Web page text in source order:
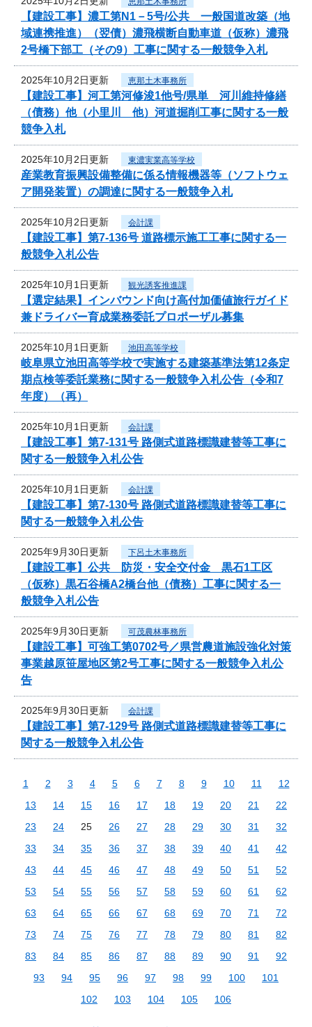
【建設工事】濃工第N1－5号/公共 一般国道改築（地
域連携推進）（翌債）濃飛横断自動車道（仮称）濃飛
2号橋下部工（その9）工事に関する一般競争入札
2025年10月2日更新 恵那土木事務所
【建設工事】河工第河修浚1他号/県単 河川維持修繕
（債務）他（小里川 他）河道掘削工事に関する一般
競争入札
2025年10月2日更新 東濃実業高等学校
産業教育振興設備整備に係る情報機器等（ソフトウェ
ア開発装置）の調達に関する一般競争入札
2025年10月2日更新 会計課
【建設工事】第7-136号 道路標示施工工事に関する一
般競争入札公告
2025年10月1日更新 観光誘客推進課
【選定結果】インバウンド向け高付加価値旅行ガイド
兼ドライバー育成業務委託プロポーザル募集
2025年10月1日更新 池田高等学校
岐阜県立池田高等学校で実施する建築基準法第12条定
期点検等委託業務に関する一般競争入札公告（令和7
年度）（再）
2025年10月1日更新 会計課
【建設工事】第7-131号 路側式道路標識建替等工事に
関する一般競争入札公告
2025年10月1日更新 会計課
【建設工事】第7-130号 路側式道路標識建替等工事に
関する一般競争入札公告
2025年9月30日更新 下呂土木事務所
【建設工事】公共 防災・安全交付金 黒石1工区
（仮称）黒石谷橋A2橋台他（債務）工事に関する一
般競争入札公告
2025年9月30日更新 可茂農林事務所
【建設工事】可強工第0702号／県営農道施設強化対策
事業越原笹屋地区第2号工事に関する一般競争入札公
告
2025年9月30日更新 会計課
【建設工事】第7-129号 路側式道路標識建替等工事に
関する一般競争入札公告
1 2 3 4 5 6 7 8 9 10 11
12
13
14 15 16 17 18 19 20 21
22
23
24 25 26 27 28 29 30 31
32
33
34 35 36 37 38 39 40 41
42
43
44 45 46 47 48 49 50 51
52
53
54 55 56 57 58 59 60 61
62
63
64 65 66 67 68 69 70 71
72
73
74 75 76 77 78 79 80 81
82
83
84 85 86 87 88 89 90 91
92
93
94 95 96 97 98 99 100
101
102
103 104 105 106